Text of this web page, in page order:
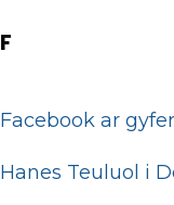
F
Facebook ar
Hanes Teuluol i